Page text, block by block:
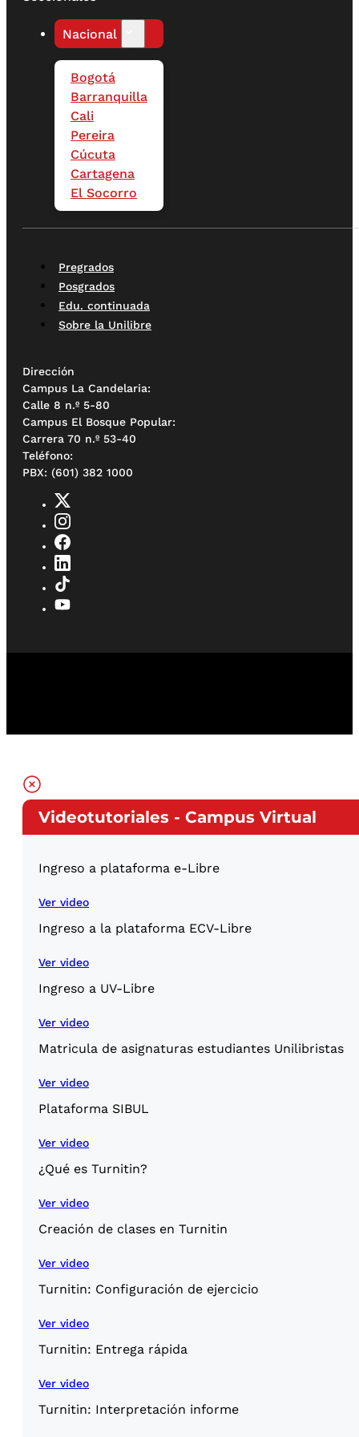
Nacional
Bogotá
Barranquilla
Cali
Pereira
Cúcuta
Cartagena
El Socorro
Pregrados
Posgrados
Edu. continuada
Sobre la Unilibre
Dirección
Campus La Candelaria:
Calle 8 n.º 5-80
Campus El Bosque Popular:
Carrera 70 n.º 53-40
Teléfono:
PBX: (601) 382 1000
Videotutoriales - Campus Virtual
Ingreso a plataforma e-Libre
Ver video
Ingreso a la plataforma ECV-Libre
Ver video
Ingreso a UV-Libre
Ver video
Matricula de asignaturas estudiantes Unilibristas
Ver video
Plataforma SIBUL
Ver video
¿Qué es Turnitin?
Ver video
Creación de clases en Turnitin
Ver video
Turnitin: Configuración de ejercicio
Ver video
Turnitin: Entrega rápida
Ver video
Turnitin: Interpretación informe